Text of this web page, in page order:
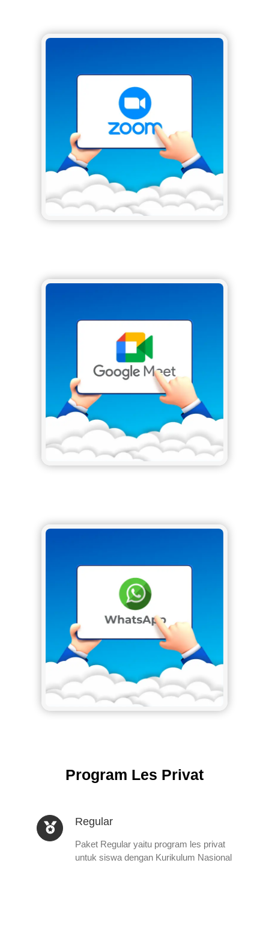
Program Les Privat
Regular
Paket Regular yaitu program les privat
untuk siswa dengan Kurikulum Nasional